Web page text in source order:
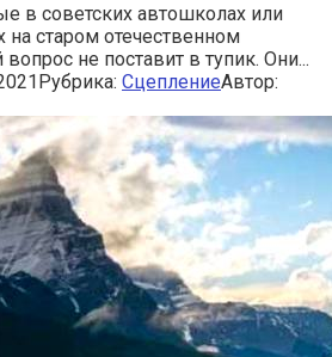
в советских автошколах или
старом отечественном
не поставит в тупик. Они...
Рубрика: СцеплениеАвтор: